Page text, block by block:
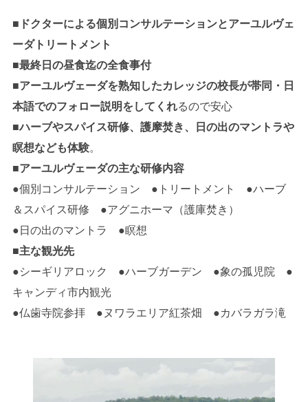
■ドクターによる個別コンサルテーションとアーユルヴェ
ーダトリートメント
■最終日の昼食迄の全食事付
■アーユルヴェーダを熟知したカレッジの校長が帯同・日
本語でのフォロー説明をしてくれるので安心
■ハーブやスパイス研修、護摩焚き、日の出のマントラや
瞑想なども体験。
■アーユルヴェーダの主な研修内容
●個別コンサルテーション ●トリートメント ●ハーブ
＆スパイス研修 ●アグニホーマ（護庫焚き）
●日の出のマントラ ●瞑想
■主な観光先
●シーギリアロック ●ハーブガーデン ●象の孤児院 ●
キャンディ市内観光
●仏歯寺院参拝 ●ヌワラエリア紅茶畑 ●カバラガラ滝